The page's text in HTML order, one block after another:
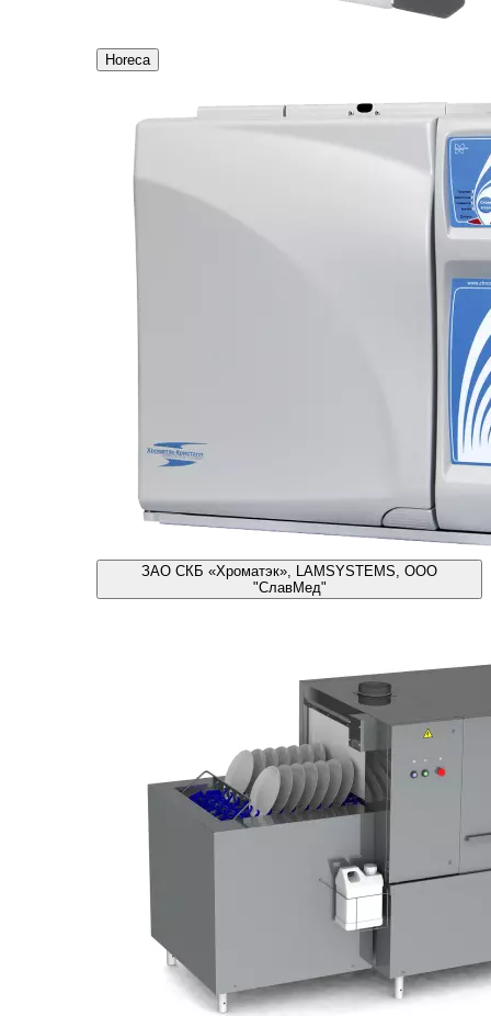
Horeca
ЗАО СКБ «Хроматэк», LAMSYSTEMS, ООО
"СлавМед"